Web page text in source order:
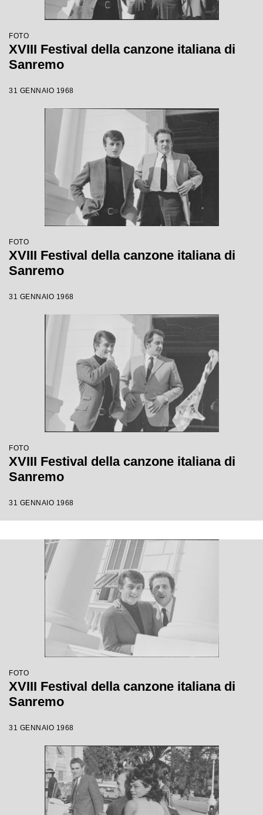
FOTO
XVIII Festival della canzone italiana di
Sanremo
31 GENNAIO 1968
FOTO
XVIII Festival della canzone italiana di
Sanremo
31 GENNAIO 1968
FOTO
XVIII Festival della canzone italiana di
Sanremo
31 GENNAIO 1968
FOTO
XVIII Festival della canzone italiana di
Sanremo
31 GENNAIO 1968